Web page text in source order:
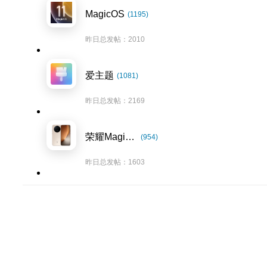
MagicOS (1195)
昨日总发帖：2010
爱主题 (1081)
昨日总发帖：2169
荣耀Magic8系列 (954)
昨日总发帖：1603